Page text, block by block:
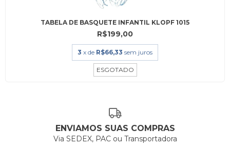
TABELA DE BASQUETE INFANTIL KLOPF 1015
R$199,00
3 x de R$66,33 sem juros
ESGOTADO
ENVIAMOS SUAS COMPRAS
Via SEDEX, PAC ou Transportadora